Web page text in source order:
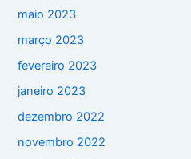
maio 2023
março 2023
fevereiro 2023
janeiro 2023
dezembro 2022
novembro 2022